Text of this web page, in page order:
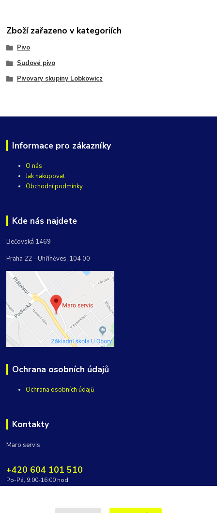
Zboží zařazeno v kategoriích
Pivo
Sudové pivo
Pivovary skupiny Lobkowicz
Informace pro zákazníky
O nás
Jak nakupovat
Obchodní podmínky
Kde nás najdete
Bečovská 1469
Praha 22 - Uhříněves, 104 00
Ochrana osobních údajů
Ochrana osobních údajů
Kontakty
Maro servis
+420 604 101 510
Po-Pá, 9:00-16:00 hod.